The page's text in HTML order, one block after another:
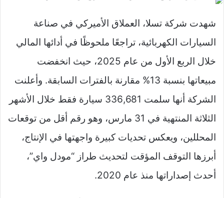
شهدت شركة تسلا، العملاق الأميركي في صناعة
السيارات الكهربائية، تراجعًا ملحوظًا في أدائها المالي
خلال الربع الأول من عام 2025، حيث انخفضت
مبيعاتها بنسبة 13% مقارنة بالفترات السابقة. وأعلنت
الشركة أنها سلمت 336,681 سيارة فقط خلال الأشهر
الثلاثة المنتهية في 31 مارس، وهو رقم أقل من توقعات
المحللين، ويعكس تحديات كبيرة واجهتها في الإنتاج،
أبرزها التوقف المؤقت لتحديث طراز “مودل واي”،
أحدث إصداراتها منذ عام 2020.